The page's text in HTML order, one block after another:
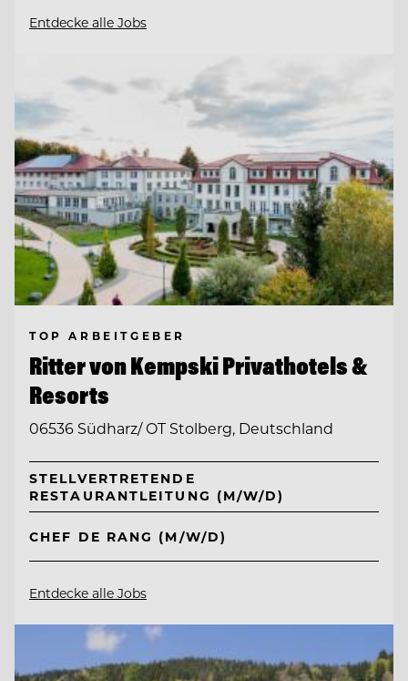
Entdecke alle Jobs
TOP ARBEITGEBER
Ritter von Kempski Privathotels &
Resorts
06536 Südharz/ OT Stolberg, Deutschland
STELLVERTRETENDE
RESTAURANTLEITUNG (M/W/D)
CHEF DE RANG (M/W/D)
Entdecke alle Jobs